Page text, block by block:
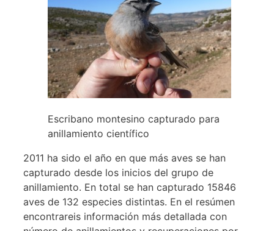
Escribano montesino capturado para
anillamiento científico
2011 ha sido el año en que más aves se han
capturado desde los inicios del grupo de
anillamiento. En total se han capturado 15846
aves de 132 especies distintas. En el resúmen
encontrareis información más detallada con